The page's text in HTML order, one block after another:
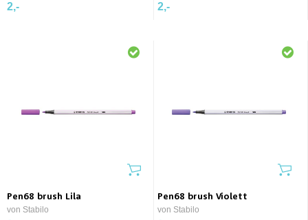
2,- 2,-
Pen68 brush Lila
von Stabilo
Pen68 brush Violett
von Stabilo